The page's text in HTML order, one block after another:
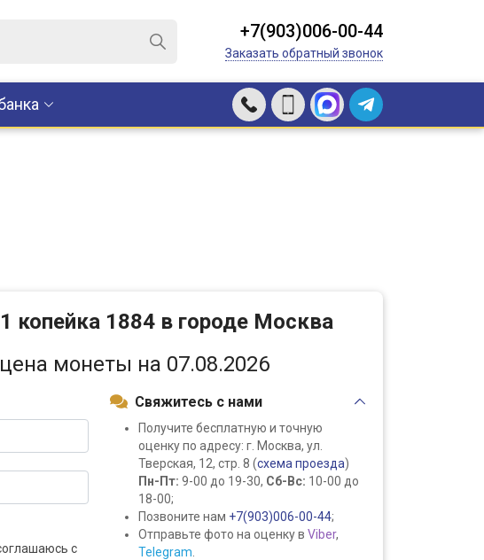
+7(903)006-00-44
Заказать обратный звонок
копейка 1884 в городе Москва
цена монеты на 07.08.2026
с
Свяжитесь с нами
Получите бесплатную и точную
оценку по адресу: г. Москва, ул.
Тверская, 12, стр. 8 (схема проезда)
Пн-Пт: 9-00 до 19-30, Сб-Вс: 10-00 до
18-00;
Позвоните нам +7(903)006-00-44;
Отправьте фото на оценку в Viber,
Telegram